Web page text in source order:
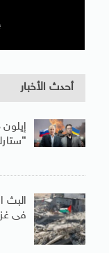
أحدث الأخبار
البث
فى